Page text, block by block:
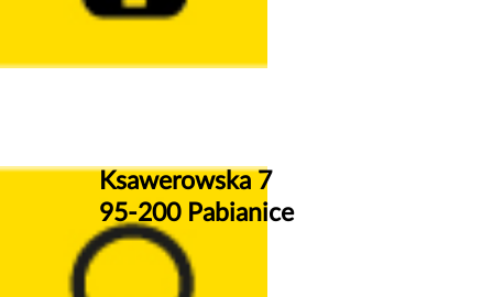
Ksawerowska 7
95-200 Pabianice